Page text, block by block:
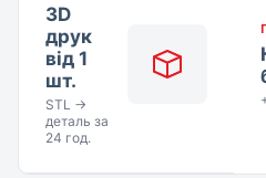
3D
друк
від 1
шт.
STL →
деталь за
24 год.